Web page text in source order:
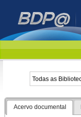
Acervo documental